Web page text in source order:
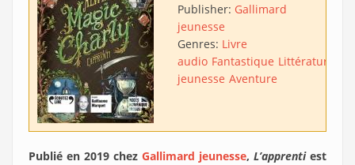
Publisher: Gallimard
jeunesse
Genres: Livre
audio Fantastique Littérature
jeunesse Aventure
Publié en 2019 chez Gallimard jeunesse, L’apprentiest